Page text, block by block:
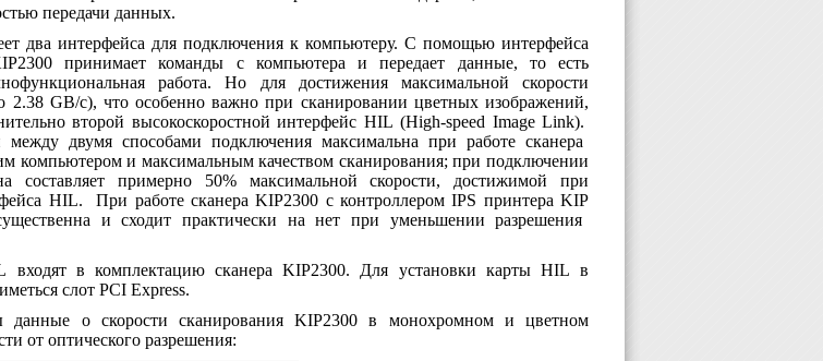
передачи данных.
два интерфейса для подключения к компьютеру. С помощью интерфейса
2300 принимает команды с компьютера и передает данные, то есть
работа. Но для достижения максимальной скорости
2.38 GB/с), что особенно важно при сканировании цветных изображений,
второй высокоскоростной интерфейс HIL (High-speed Image Link).
между двумя способами подключения максимальна при работе сканера
компьютером и максимальным качеством сканирования; при подключении
составляет примерно 50% максимальной скорости, достижимой при
HIL. При работе сканераKIP2300 с контроллеромIPS принтераKIP
и сходит практически на нет при уменьшении разрешения
входят в комплектацию сканераKIP2300. Для установки карты HIL в
слот PCI Express.
данные о скорости сканированияKIP2300 в монохромном и цветном
от оптического разрешения: